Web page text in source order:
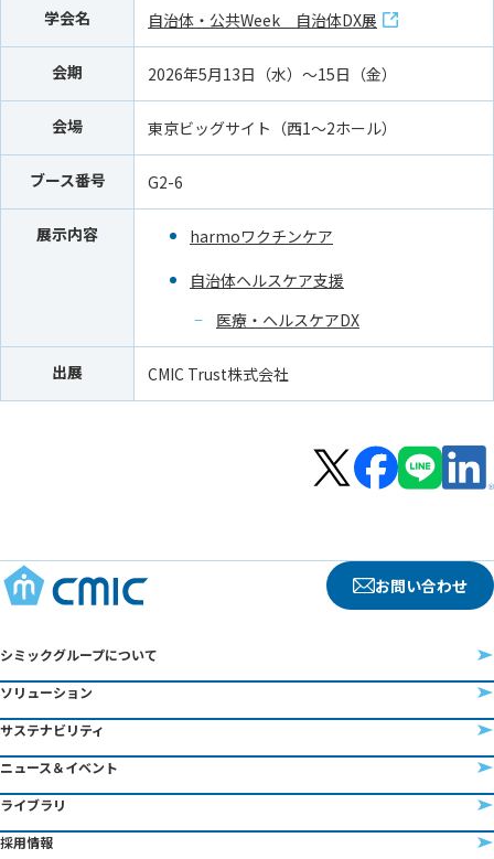
学会名 自治体・公共Week 自治体DX展
会期 2026年5月13日（水）～15日（金）
会場 東京ビッグサイト（西1～2ホール）
ブース番号 G2-6
展示内容
harmoワクチンケア
自治体ヘルスケア支援
医療・ヘルスケアDX
出展 CMIC Trust株式会社
お問い合わせ
シミックグループについて
ソリューション
サステナビリティ
ニュース＆イベント
ライブラリ
採用情報